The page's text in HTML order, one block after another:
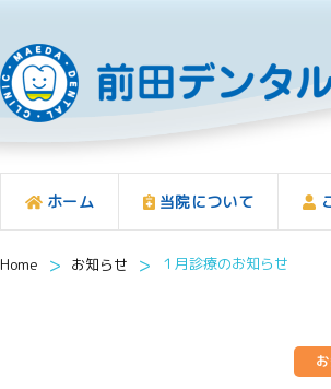
ホーム 当院について
Home > お知らせ > １月診療のお知らせ